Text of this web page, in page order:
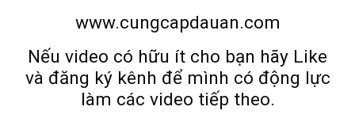
www.cungcapdauan.com
Nếu video có hữu ít cho bạn hãy Like
và đăng ký kênh để mình có động lực
làm các video tiếp theo.